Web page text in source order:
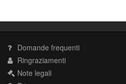
Domande frequenti
Ringraziamenti
Note legali